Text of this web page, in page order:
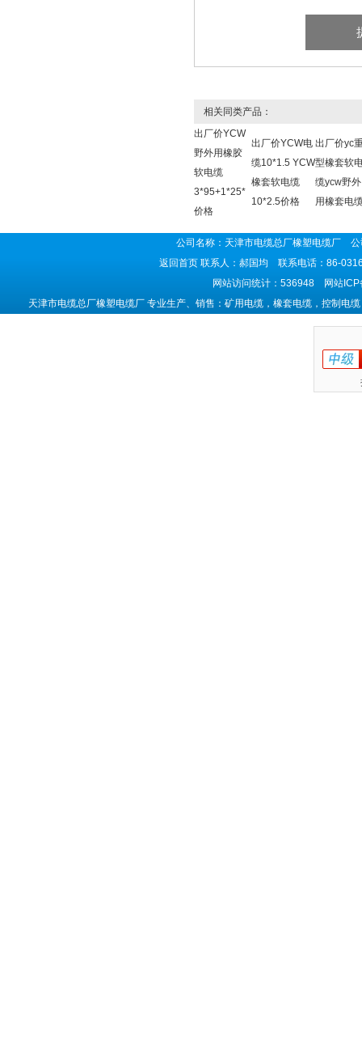
相关同类产品：
出厂价YCW
野外用橡胶
软电缆
3*95+1*25*
价格
出厂价YCW电
缆10*1.5 YCW
橡套软电缆
10*2.5价格
出厂价yc
型橡套软
缆ycw野外
用橡套电
公司名称：天津市电缆总厂橡塑电缆厂
返回首页联系人：郝国均 联系电话：86-
网站访问统计：536948 网站ICP
天津市电缆总厂橡塑电缆厂 专业生产、销售：矿用电缆，橡套电缆，控制电